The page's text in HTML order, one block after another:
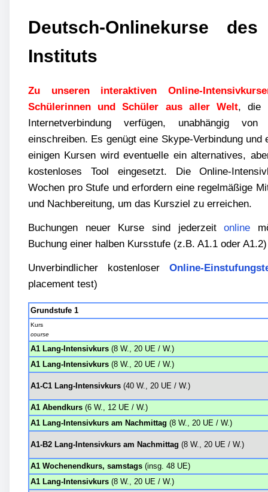
Deutsch-Onlinekurse
Instituts
Zu unseren interaktiven Online-
Schülerinnen und Schüler aus aller Welt, die
Internetverbindung verfügen, unabhängig
einschreiben. Es genügt eine Skype-Verbindung und
einigen Kursen wird eventuelle ein alternatives,
kostenloses Tool eingesetzt. Die Online-
Wochen pro Stufe und erfordern eine regelmäßige
und Nachbereitung, um das Kursziel zu erreichen.
Buchungen neuer Kurse sind jederzeitonline
Buchung einer halben Kursstufe (z.B. A1.1 oder
Unverbindlicher kostenloser Online-
placement test)
Grundstufe 1
Kurs
course
A1 Lang-Intensivkurs (8 W., 20 UE / W.)
A1 Lang-Intensivkurs (8 W., 20 UE / W.)
A1-C1 Lang-Intensivkurs (40 W., 20 UE / W.)
A1 Abendkurs (6 W., 12 UE / W.)
A1 Lang-Intensivkurs am Nachmittag (8 W., 20 UE / W.)
A1-B2 Lang-Intensivkurs am Nachmittag (8 W., 20 UE / W.)
A1 Wochenendkurs, samstags (insg. 48 UE)
A1 Lang-Intensivkurs (8 W., 20 UE / W.)